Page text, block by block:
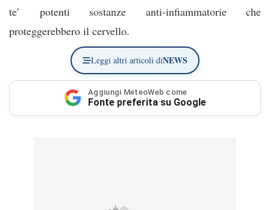
te’ potenti sostanze anti-infiammatorie che
proteggerebbero il cervello.
Leggi altri articoli diNEWS
Aggiungi MeteoWeb come
Fonte preferita su Google